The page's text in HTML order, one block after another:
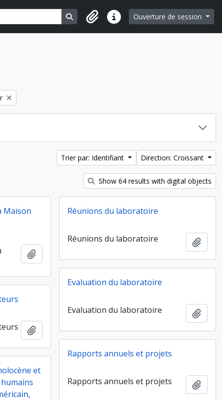
Search in browse page
Liens rapidesOuverture de session
filter:
Trier par: Identifiant Direction: Croissant
Show 64 results with digital objects
Maison
Ajouter au presse-papier
Réunions du laboratoire
Réunions du laboratoire
Evaluation du laboratoire
Evaluation du laboratoire
Ajouter au presse-papier
Rapports annuels et projets
Rapports annuels et projets
et